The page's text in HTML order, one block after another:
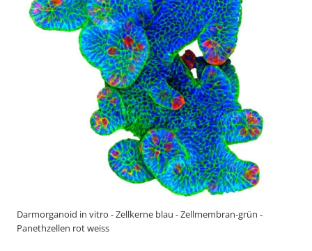
Darmorganoid in vitro - Zellkerne blau - Zellmembran-grün -
Panethzellen rot weiss